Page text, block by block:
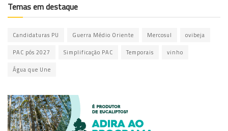
Temas em destaque
Candidaturas PU Guerra Médio Oriente Mercosul ovibeja
PAC pós 2027 Simplificação PAC Temporais vinho
Água que Une